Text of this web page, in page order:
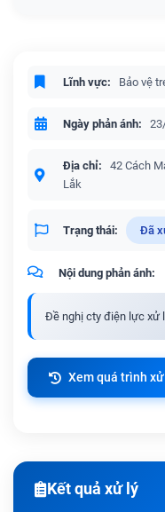
Lĩnh vực: Bảo vệ
Ngày phản ánh:
Địa chỉ:
42 Cách
Lắk
Trạng thái: Đã
Nội dung phản ánh:
Đề nghị cty điện lực xử
Xem quá trình
Kết quả xử lý